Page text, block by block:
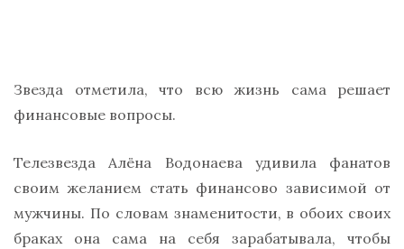
Звезда отметила, что всю жизнь сама решает
финансовые вопросы.
Телезвезда Алёна Водонаева удивила фанатов
своим желанием стать финансово зависимой от
мужчины. По словам знаменитости, в обоих своих
браках она сама на себя зарабатывала, чтобы